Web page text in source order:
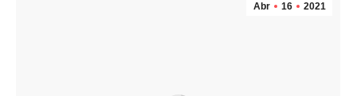
Abr 16 2021